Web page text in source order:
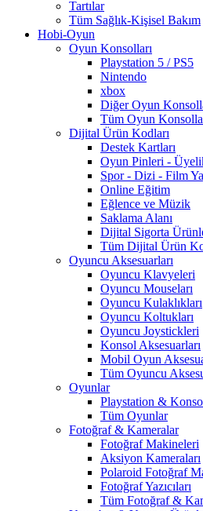
Tartılar
Tüm Sağlık-Kişisel Bakım
Hobi-Oyun
Oyun Konsolları
Playstation 5 / PS5
Nintendo
xbox
Diğer Oyun
Tüm Oyun
Dijital Ürün Kodları
Destek Kartları
Oyun Pinleri -
Spor - Dizi - Film
Online Eğitim
Eğlence ve Müzik
Saklama Alanı
Dijital Sigorta
Tüm Dijital Ürün
Oyuncu Aksesuarları
Oyuncu Klavyeleri
Oyuncu Mouseları
Oyuncu Kulaklıkları
Oyuncu Koltukları
Oyuncu Joystickleri
Konsol Aksesuarları
Mobil Oyun
Tüm Oyuncu
Oyunlar
Playstation &
Tüm Oyunlar
Fotoğraf & Kameralar
Fotoğraf Makineleri
Aksiyon Kameraları
Polaroid Fotoğraf
Fotoğraf Yazıcıları
Tüm Fotoğraf &